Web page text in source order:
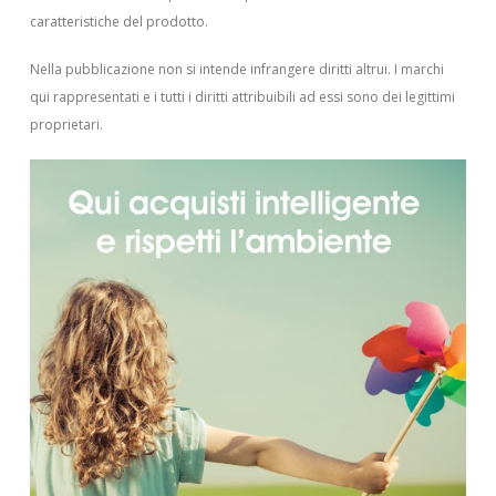
caratteristiche del prodotto.
Nella pubblicazione non si intende infrangere diritti altrui. I marchi
qui rappresentati e i tutti i diritti attribuibili ad essi sono dei legittimi
proprietari.